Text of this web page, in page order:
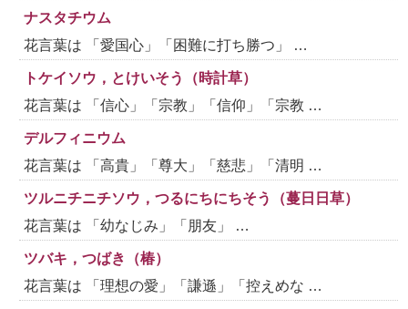
ナスタチウム
花言葉は 「愛国心」「困難に打ち勝つ」 …
トケイソウ，とけいそう（時計草）
花言葉は 「信心」「宗教」「信仰」「宗教 …
デルフィニウム
花言葉は 「高貴」「尊大」「慈悲」「清明 …
ツルニチニチソウ，つるにちにちそう（蔓日日草）
花言葉は 「幼なじみ」「朋友」 …
ツバキ，つばき（椿）
花言葉は 「理想の愛」「謙遜」「控えめな …